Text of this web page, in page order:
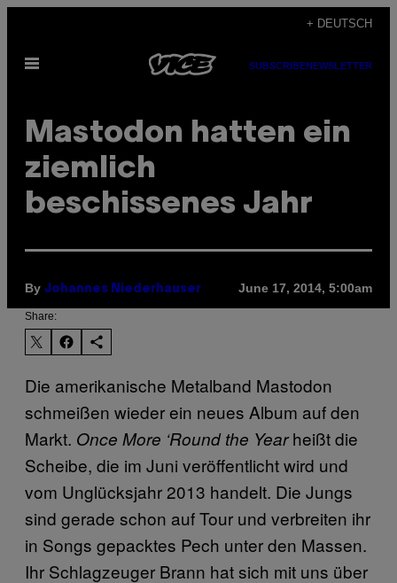
content
+ DEUTSCH
Open
SUBSCRIBENEWSLETTER
Mastodon hatten ein
ziemlich
beschissenes Jahr
By Johannes Niederhauser June 17, 2014, 5:00am
Share:
Die amerikanische Metalband Mastodon
schmeißen wieder ein neues Album auf den
Markt. Once More ‘Round the Yearheißt die
Scheibe, die im Juni veröffentlicht wird und
vom Unglücksjahr 2013 handelt. Die Jungs
sind gerade schon auf Tour und verbreiten ihr
in Songs gepacktes Pech unter den Massen.
Ihr Schlagzeuger Brann hat sich mit uns über